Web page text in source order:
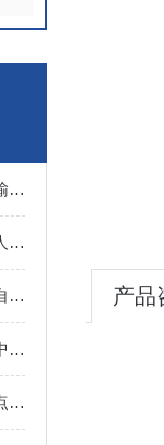
排屑机定制中提升高度与倾角对输送能力的动力学分析
如何通过机床自动排屑机降低工人劳动强度？
加工中心排屑机的智能化控制与自动化优势
数控机床链板排屑机在精密加工中的应用优势说明
加工中心排屑机的安装与调试要点说明
产品